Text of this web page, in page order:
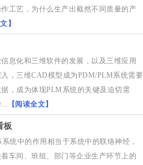
工艺，为什么生产出截然不同质量的产
】
息化和三维软件的发展，以及三维应用
，三维CAD模型成为PDM/PLM系统需要
，成为体现PLM系统的关键及迫切需
【阅读全文】
板
统中的作用相当于系统中的联络神经，
车间、班组、部门等企业生产环节上的